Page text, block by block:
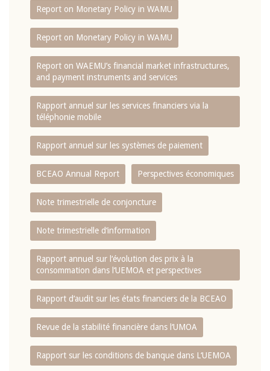
Report on Monetary Policy in WAMU
Report on Monetary Policy in WAMU
Report on WAEMU’s financial market infrastructures,
and payment instruments and services
Rapport annuel sur les services financiers via la
téléphonie mobile
Rapport annuel sur les systèmes de paiement
BCEAO Annual Report Perspectives économiques
Note trimestrielle de conjoncture
Note trimestrielle d‘information
Rapport annuel sur l‘évolution des prix à la
consommation dans l‘UEMOA et perspectives
Rapport d‘audit sur les états financiers de la BCEAO
Revue de la stabilité financière dans l‘UMOA
Rapport sur les conditions de banque dans L‘UEMOA